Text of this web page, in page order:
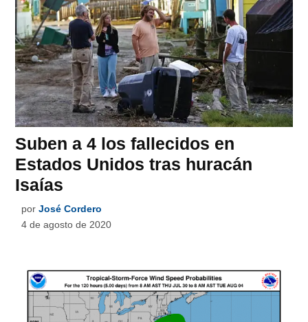
Suben a 4 los fallecidos en
Estados Unidos tras huracán
Isaías
por José Cordero
4 de agosto de 2020